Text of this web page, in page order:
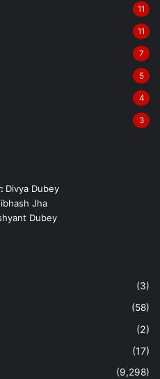
11
11
7
5
4
3
Divya Dubey
Jha
Dubey
(3)
(58)
(2)
(17)
(9,298)